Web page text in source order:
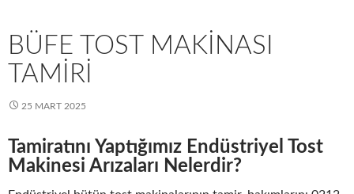
BÜFE TOST MAKINASI
TAMIRI
25 MART 2025
Tamiratını Yaptığımız Endüstriyel Tost
Makinesi Arızaları Nelerdir?